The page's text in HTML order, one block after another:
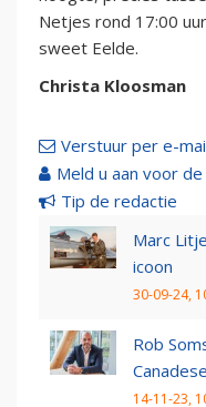
Netjes rond 17:00
sweet Eelde.
Christa Kloosman
Verstuur per e-
Meld u aan voor
Tip de redactie
Marc
icoon
30-09-24,
Rob
14-11-23,